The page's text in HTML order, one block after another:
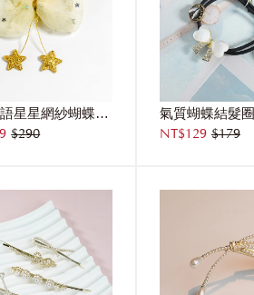
公主物語星星網紗蝴蝶結髮夾
$290
氣質蝴蝶結髮圈
NT$129 $179